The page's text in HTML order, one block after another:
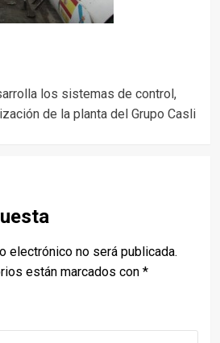
los sistemas de control,
de la planta del Grupo Casli
electrónico no será publicada.
están marcados con *